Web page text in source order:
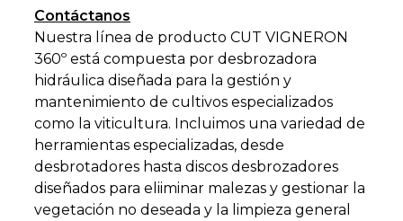
Contáctanos
Nuestra línea de producto CUT VIGNERON
360º está compuesta por desbrozadora
hidráulica diseñada para la gestión y
mantenimiento de cultivos especializados
como la viticultura. Incluimos una variedad de
herramientas especializadas, desde
desbrotadores hasta discos desbrozadores
diseñados para eliiminar malezas y gestionar la
vegetación no deseada y la limpieza general